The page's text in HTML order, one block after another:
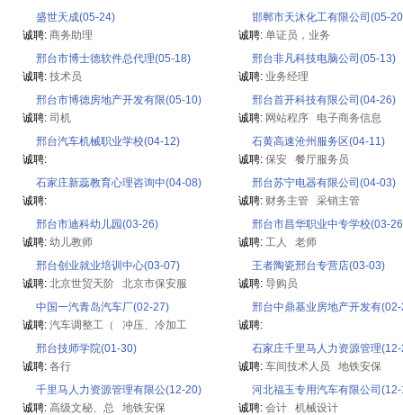
盛世天成(05-24)
诚聘: 商务助理
邯郸市天沐化工有限公司(05-
诚聘: 单证员，业务
邢台市博士德软件总代理(05-18)
诚聘: 技术员
邢台非凡科技电脑公司(05-13)
诚聘: 业务经理
邢台市博德房地产开发有限(05-10)
诚聘: 司机
邢台首开科技有限公司(04-26)
诚聘: 网站程序
电子商务信息
邢台汽车机械职业学校(04-12)
诚聘:
石黄高速沧州服务区(04-11)
诚聘: 保安
餐厅服务员
石家庄新蕊教育心理咨询中(04-08)
诚聘:
邢台苏宁电器有限公司(04-03)
诚聘: 财务主管
采销主管
邢台市迪科幼儿园(03-26)
诚聘: 幼儿教师
邢台市昌华职业中专学校(03-
诚聘: 工人
老师
邢台创业就业培训中心(03-07)
诚聘: 北京世贸天阶 北京市保安服
王者陶瓷邢台专营店(03-03)
诚聘: 导购员
中国一汽青岛汽车厂(02-27)
诚聘: 汽车调整工（ 冲压、冷加工
邢台中鼎基业房地产开发有
诚聘:
邢台技师学院(01-30)
诚聘: 各行
石家庄千里马人力资源管理
诚聘: 车间技术人员
地铁安保
千里马人力资源管理有限公(12-20)
诚聘: 高级文秘、总 地铁安保
河北福玉专用汽车有限公司
诚聘: 会计 机械设计